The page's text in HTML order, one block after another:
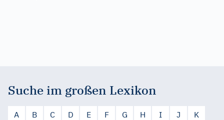
Suche im großen Lexikon
A B C D E F G H I J
K